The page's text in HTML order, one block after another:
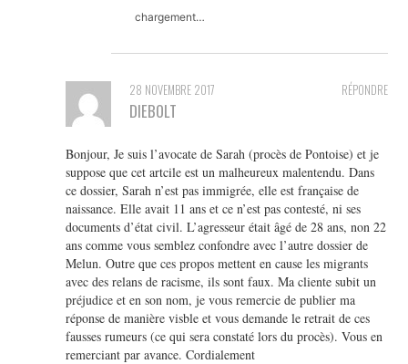
chargement…
RÉPONDRE
28 NOVEMBRE 2017
DIEBOLT
Bonjour, Je suis l’avocate de Sarah (procès de Pontoise) et je
suppose que cet artcile est un malheureux malentendu. Dans
ce dossier, Sarah n’est pas immigrée, elle est française de
naissance. Elle avait 11 ans et ce n’est pas contesté, ni ses
documents d’état civil. L’agresseur était âgé de 28 ans, non 22
ans comme vous semblez confondre avec l’autre dossier de
Melun. Outre que ces propos mettent en cause les migrants
avec des relans de racisme, ils sont faux. Ma cliente subit un
préjudice et en son nom, je vous remercie de publier ma
réponse de manière visble et vous demande le retrait de ces
fausses rumeurs (ce qui sera constaté lors du procès). Vous en
remerciant par avance. Cordialement